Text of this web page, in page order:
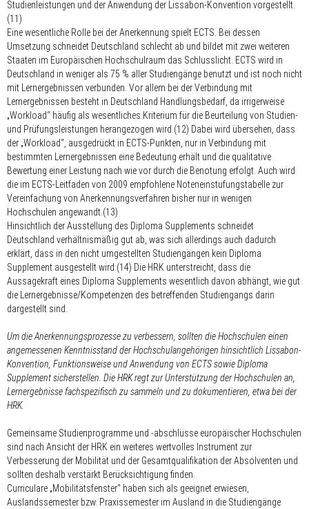
Studienleistungen und der Anwendung der Lissabon-Konvention vorgestellt.
(11)
Eine wesentliche Rolle bei der Anerkennung spielt ECTS. Bei dessen
Umsetzung schneidet Deutschland schlecht ab und bildet mit zwei weiteren
Staaten im Europäischen Hochschulraum das Schlusslicht. ECTS wird in
Deutschland in weniger als 75 % aller Studiengänge benutzt und ist noch nicht
mit Lernergebnissen verbunden. Vor allem bei der Verbindung mit
Lernergebnissen besteht in Deutschland Handlungsbedarf, da irrigerweise
„Workload“ häufig als wesentliches Kriterium für die Beurteilung von Studien-
und Prüfungsleistungen herangezogen wird.(12) Dabei wird übersehen, dass
der „Workload“, ausgedrückt in ECTS-Punkten, nur in Verbindung mit
bestimmten Lernergebnissen eine Bedeutung erhält und die qualitative
Bewertung einer Leistung nach wie vor durch die Benotung erfolgt. Auch wird
die im ECTS-Leitfaden von 2009 empfohlene Noteneinstufungstabelle zur
Vereinfachung von Anerkennungsverfahren bisher nur in wenigen
Hochschulen angewandt.(13)
Hinsichtlich der Ausstellung des Diploma Supplements schneidet
Deutschland verhältnismäßig gut ab, was sich allerdings auch dadurch
erklärt, dass in den nicht umgestellten Studiengängen kein Diploma
Supplement ausgestellt wird.(14) Die HRK unterstreicht, dass die
Aussagekraft eines Diploma Supplements wesentlich davon abhängt, wie gut
die Lernergebnisse/Kompetenzen des betreffenden Studiengangs darin
dargestellt sind.
Um die Anerkennungsprozesse zu verbessern, sollten die Hochschulen einen
angemessenen Kenntnisstand der Hochschulangehörigen hinsichtlich Lissabon-
Konvention, Funktionsweise und Anwendung von ECTS sowie Diploma
Supplement sicherstellen. Die HRK regt zur Unterstützung der Hochschulen an,
Lernergebnisse fachspezifisch zu sammeln und zu dokumentieren, etwa bei der
HRK.
Gemeinsame Studienprogramme und -abschlüsse europäischer Hochschulen
sind nach Ansicht der HRK ein weiteres wertvolles Instrument zur
Verbesserung der Mobilität und der Gesamtqualifikation der Absolventen und
sollten deshalb verstärkt Berücksichtigung finden.
Curriculare „Mobilitätsfenster“ haben sich als geeignet erwiesen,
Auslandssemester bzw. Praxissemester im Ausland in die Studiengänge